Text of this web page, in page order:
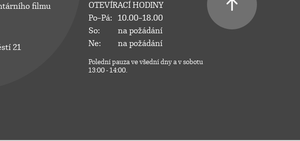
filmu
21
OTEVÍRACÍ HODINY
Po–Pá:
10.00–18.00
So:
na požádání
Ne:
na požádání
Polední pauza ve všední dny a v sobotu
13:00 - 14:00.